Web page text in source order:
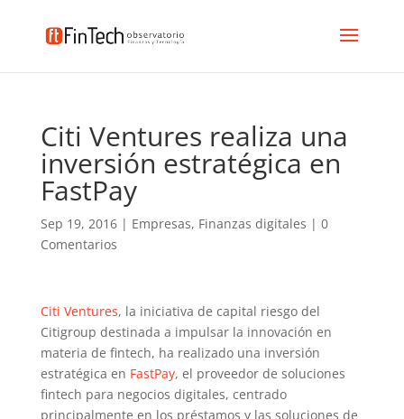
Citi Ventures realiza una
inversión estratégica en
FastPay
Sep 19, 2016| Empresas, Finanzas digitales | 0
Comentarios
Citi Ventures, la iniciativa de capital riesgo del
Citigroup destinada a impulsar la innovación en
materia de fintech, ha realizado una inversión
estratégica en FastPay, el proveedor de soluciones
fintech para negocios digitales, centrado
principalmente en los préstamos y las soluciones de